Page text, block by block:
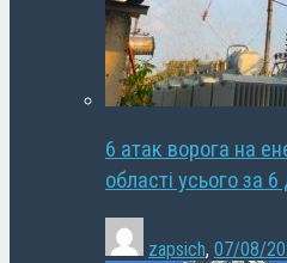
6 атак ворога на
області усього за 6
zapsich, 07/08/